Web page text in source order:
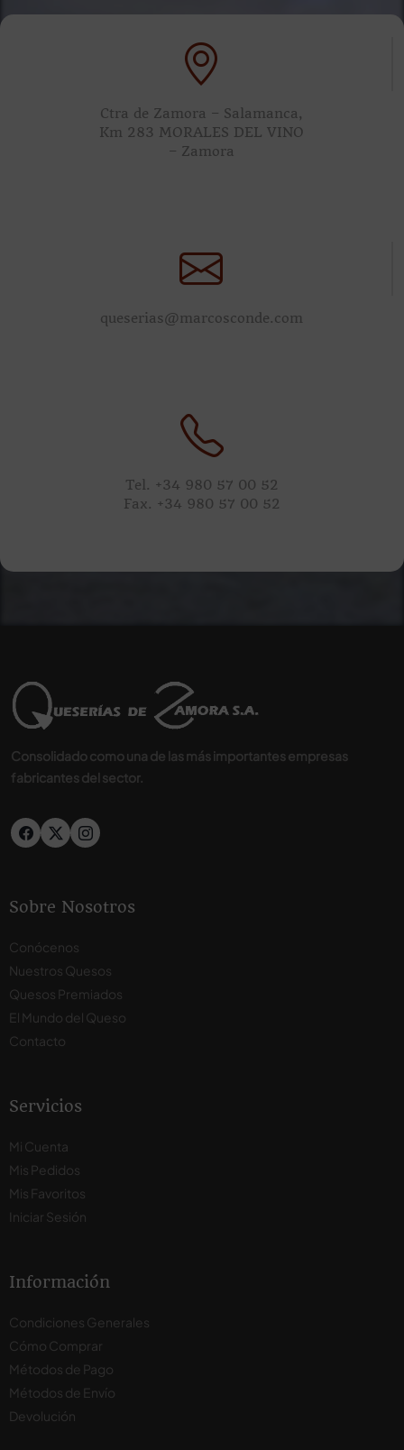
Ctra de Zamora – Salamanca,
Km 283 MORALES DEL VINO
– Zamora
queserias@marcosconde.com
Tel. +34 980 57 00 52
Fax. +34 980 57 00 52
Consolidado como una de las más importantes empresas
fabricantes del sector.
Sobre Nosotros
Conócenos
Nuestros Quesos
Quesos Premiados
El Mundo del Queso
Contacto
Servicios
Mi Cuenta
Mis Pedidos
Mis Favoritos
Iniciar Sesión
Información
Condiciones Generales
Cómo Comprar
Métodos de Pago
Métodos de Envío
Devolución